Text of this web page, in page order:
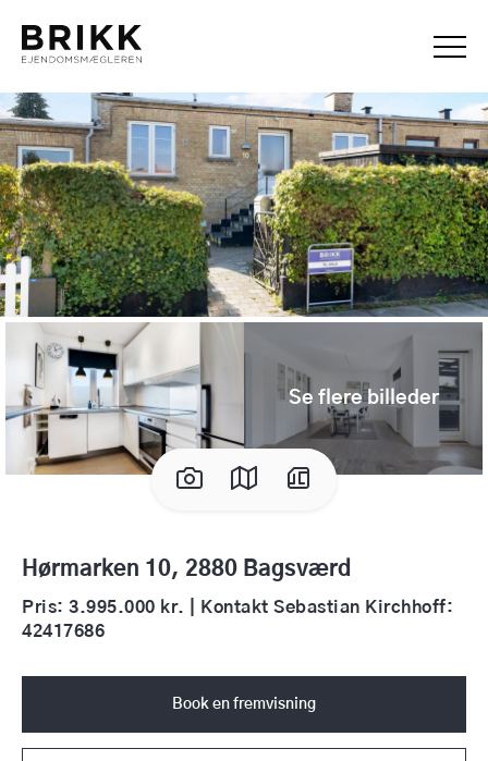
Se flere billeder
Hørmarken 10, 2880 Bagsværd
Pris: 3.995.000 kr. | Kontakt Sebastian Kirchhoff:
42417686
Book en fremvisning